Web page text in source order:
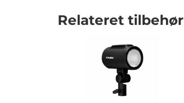
Relateret tilbehør